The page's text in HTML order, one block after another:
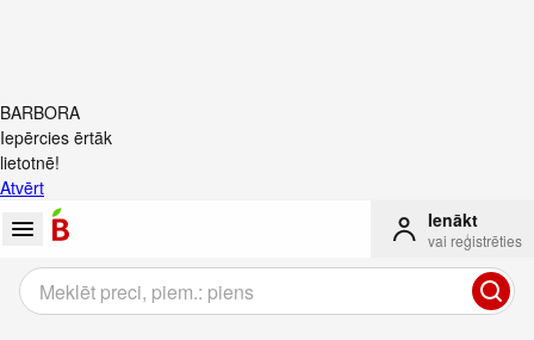
BARBORA
Iepērcies ērtāk
lietotnē!
Atvērt
Ienākt
vai reģistrēties